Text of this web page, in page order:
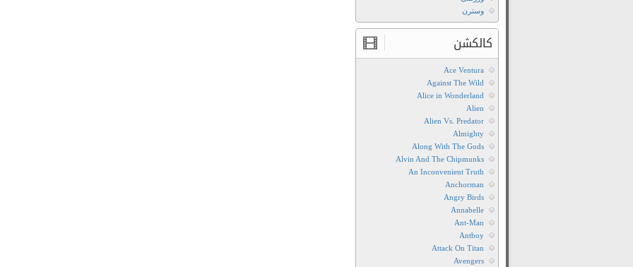
وسترن
کالکشن
Ace Ventura
Against The Wild
Alice in Wonderland
Alien
Alien Vs. Predator
Almighty
Along With The Gods
Alvin And The Chipmunks
An Inconvenient Truth
Anchorman
Angry Birds
Annabelle
Ant-Man
Antboy
Attack On Titan
Avengers